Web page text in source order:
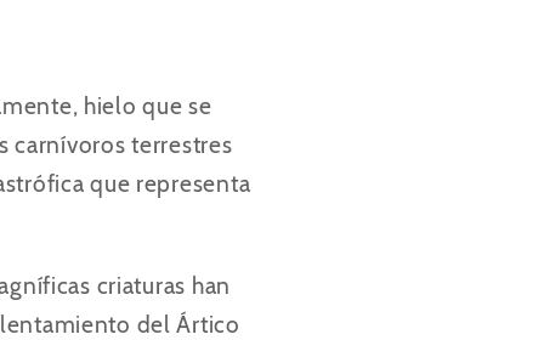
hielo que se
carnívoros terrestres
que representa
criaturas han
del Ártico